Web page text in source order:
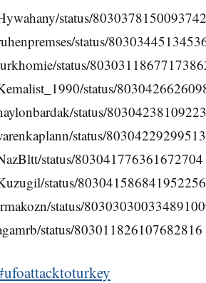
status/
status/
status/
status/
status/
status/
status/803041776361672704
status/803041586841952256
status/
status/803011826107682816